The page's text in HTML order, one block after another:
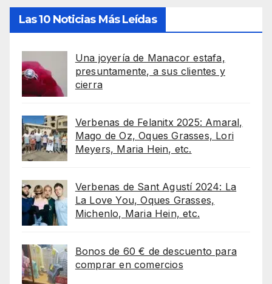
Las 10 Noticias Más Leídas
Una joyería de Manacor estafa,
presuntamente, a sus clientes y
cierra
Verbenas de Felanitx 2025: Amaral,
Mago de Oz, Oques Grasses, Lori
Meyers, Maria Hein, etc.
Verbenas de Sant Agustí 2024: La
La Love You, Oques Grasses,
Michenlo, Maria Hein, etc.
Bonos de 60 € de descuento para
comprar en comercios